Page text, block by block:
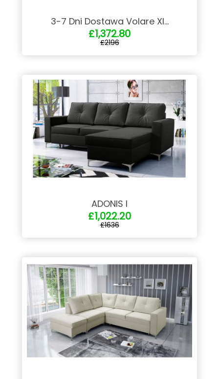
3-7 Dni Dostawa Volare XI...
£1,372.80
£2196
ADONIS I
£1,022.20
£1636